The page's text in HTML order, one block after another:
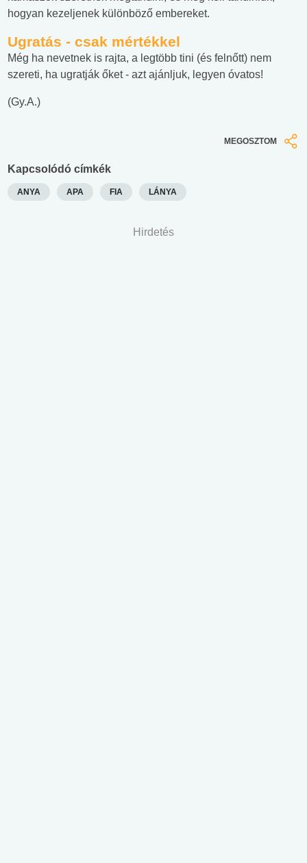
hogyan kezeljenek különböző embereket.
Ugratás - csak mértékkel
Még ha nevetnek is rajta, a legtöbb tini (és felnőtt) nem
szereti, ha ugratják őket - azt ajánljuk, legyen óvatos!
(Gy.A.)
MEGOSZTOM
Kapcsolódó címkék
ANYA APA FIA LÁNYA
Hirdetés